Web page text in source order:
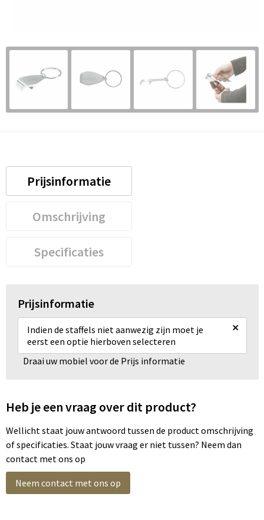
Prijsinformatie
Omschrijving
Specificaties
Prijsinformatie
Indien de staffels niet aanwezig zijn moet je
eerst een optie hierboven selecteren
×
Draai uw mobiel voor de Prijs informatie
Heb je een vraag over dit product?
Wellicht staat jouw antwoord tussen de product omschrijving
of specificaties. Staat jouw vraag er niet tussen? Neem dan
contact met ons op
Neem contact met ons op